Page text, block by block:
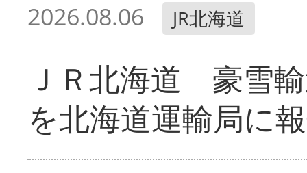
2026.08.06 JR北海道
ＪＲ北海道 豪雪
を北海道運輸局に